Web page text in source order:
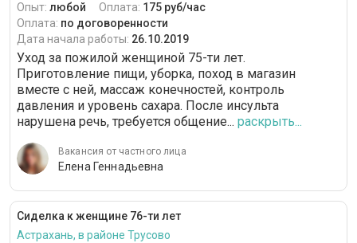
Опыт: любой Оплата: 175 руб/час
Оплата: по договоренности
Дата начала работы: 26.10.2019
Уход за пожилой женщиной 75-ти лет.
Приготовление пищи, уборка, поход в магазин
вместе с ней, массаж конечностей, контроль
давления и уровень сахара. После инсульта
нарушена речь, требуется общение... раскрыть...
Вакансия от частного лица
Елена Геннадьевна
Сиделка к женщине 76-ти лет
Астрахань, в районе Трусово